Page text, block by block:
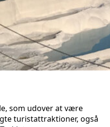
som udover at være
turistattraktioner, også